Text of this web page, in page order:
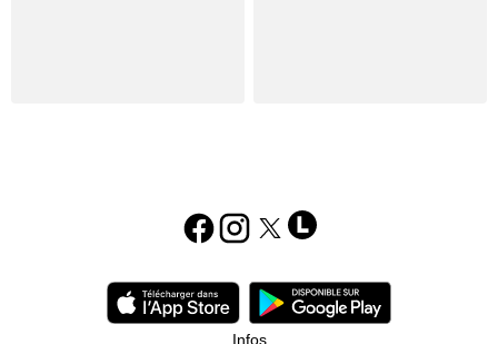
Infos